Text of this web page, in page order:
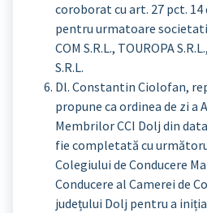
coroborat cu art. 27 pct. 14
pentru urmatoare
COM S.R.L., TOUROPA
S.R.L.
Dl. Constantin Ciolofan,
propune ca ordinea de zi a
Membrilor CCI Dolj din
fie completată cu
Colegiului de Conducere
Conducere al Camerei de
județului Dolj pentru a